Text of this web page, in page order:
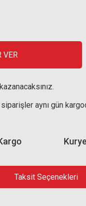
VER
kazanacaksınız.
aynı gün
Taksit Seçenekleri